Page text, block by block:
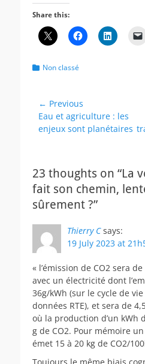
Share this:
Categories
Non classé
Post
navigation
← Previous
Previous
post:
Eau et agriculture : les
enjeux sont planétaires
23 thoughts on “La
fait son chemin,
sûrement ?”
Thierry C says:
19 July 2023 at
« l’émission de CO2 sera
avec un électricité dont
36g/kWh (sur le cycle de
données RTE), et sera de
où la production d’un kWh
g de CO2. Pour mémoire
émet 15 à 20 kg de CO2/